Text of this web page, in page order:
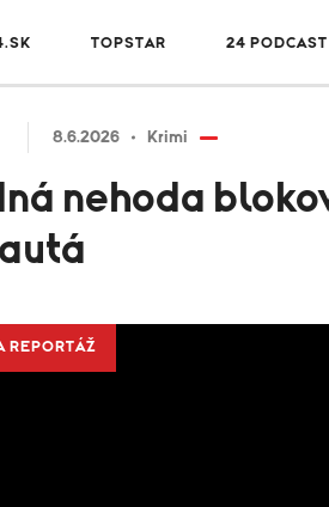
TOPSTAR 24 PODCAST
8.6.2026 Krimi
nehoda
REPORTÁŽ